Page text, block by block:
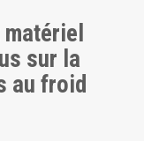
sur la
au froid